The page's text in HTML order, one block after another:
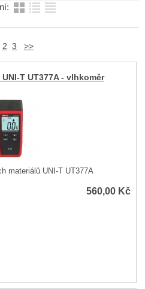
2 3 >>
T UT377A - vlhkoměr
materiálů UNI-T UT377A
560,00 Kč